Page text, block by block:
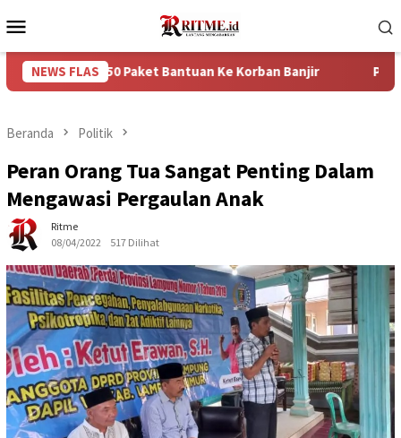
ke
Mobile
NEWS FLAS
750 Paket Bantuan Ke Korban Banjir Puncak Arus
Beranda Politik
Peran Orang Tua Sangat Penting Dalam
Mengawasi Pergaulan Anak
Ritme
08/04/2022
517 Dilihat